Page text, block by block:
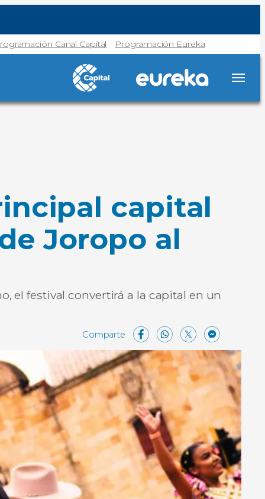
Canal Capital Programación Eureka
capital
Joropo al
el festival convertirá a la capital en un
Facebook
X